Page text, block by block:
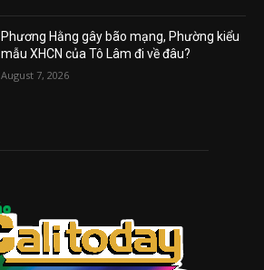
Phương Hằng gây bão mạng, Phường kiểu
mẫu XHCN của Tô Lâm đi về đâu?
August 7, 2026